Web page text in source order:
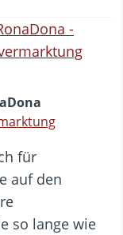
für
auf den
so lange wie